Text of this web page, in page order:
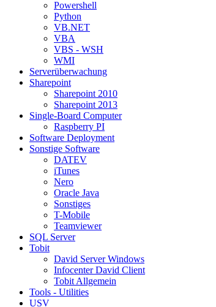
Powershell
Python
VB.NET
VBA
VBS - WSH
WMI
Serverüberwachung
Sharepoint
Sharepoint 2010
Sharepoint 2013
Single-Board Computer
Raspberry PI
Software Deployment
Sonstige Software
DATEV
iTunes
Nero
Oracle Java
Sonstiges
T-Mobile
Teamviewer
SQL Server
Tobit
David Server Windows
Infocenter David Client
Tobit Allgemein
Tools - Utilities
USV